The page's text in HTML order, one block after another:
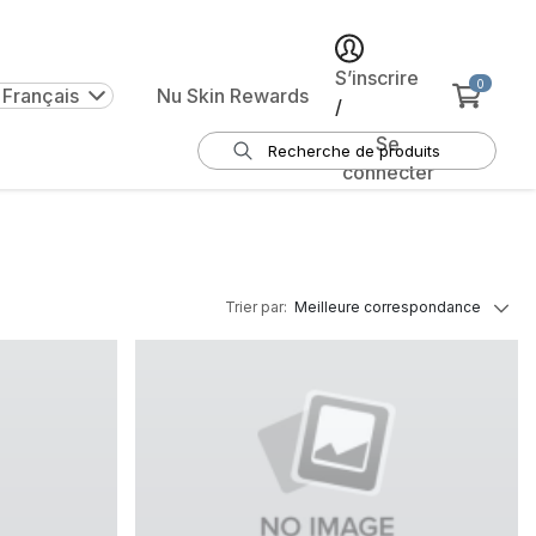
Nu Skin Rewards
S’inscrire
/
Se
connecter
0
Trier par: Meilleure correspondance